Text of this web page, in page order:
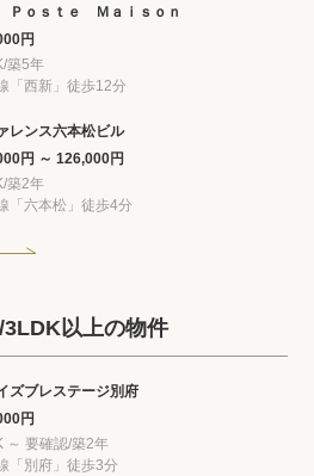
Ｐｏｓｔｅ Ｍａｉｓｏｎ
円
築5年
「西新」徒歩12分
レンス六本松ビル
円 ～ 126,000円
築2年
「六本松」徒歩4分
以上の物件
ズブレステージ別府
円
～ 要確認/築2年
「別府」徒歩3分